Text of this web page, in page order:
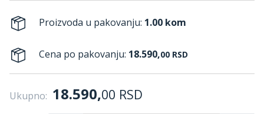
Proizvoda u pakovanju: 1.00 kom
Cena po pakovanju: 18.590,00 RSD
Ukupno: 18.590,00 RSD